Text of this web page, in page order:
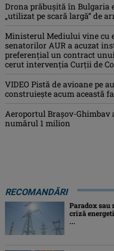
Drona prăbuşită în Bulgaria
„utilizat pe scară largă” de
Ministerul Mediului vine cu
senatorilor AUR a acuzat
preferențial un contract
cerut intervenția Curții de
VIDEO Pistă de avioane pe
construiește acum această
Aeroportul Brașov-Ghimbav
numărul 1 milion
RECOMANDĂRI
Paradox sau
criză
...